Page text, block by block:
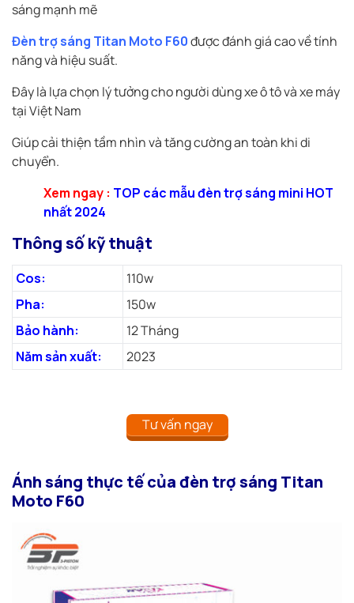
sáng mạnh mẽ
Đèn trợ sáng Titan Moto F60được đánh giá cao về tính
năng và hiệu suất.
Đây là lựa chọn lý tưởng cho người dùng xe ô tô và xe máy
tại Việt Nam
Giúp cải thiện tầm nhìn và tăng cường an toàn khi di
chuyển.
Xem ngay : TOP các mẫu đèn trợ sáng mini HOT
nhất 2024
Thông số kỹ thuật
Cos:
110w
Pha:
150w
Bảo hành:
12 Tháng
Năm sản xuất:
2023
Tư vấn ngay
Ánh sáng thực tế của đèn trợ sáng Titan
Moto F60